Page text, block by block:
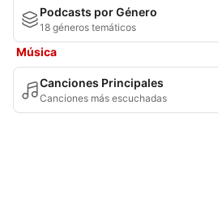
Podcasts por Género
18 géneros temáticos
Música
Canciones Principales
Canciones más escuchadas